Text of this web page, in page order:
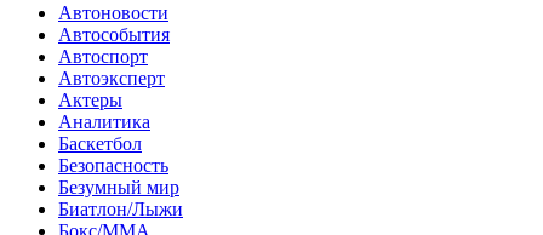
Автоновости
Автособытия
Автоспорт
Автоэксперт
Актеры
Аналитика
Баскетбол
Безопасность
Безумный мир
Биатлон/Лыжи
Бокс/MMA